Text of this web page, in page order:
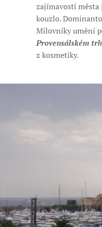
zajímavostí města
kouzlo.
Milovníky umění
Provensálském
z kosmetiky.